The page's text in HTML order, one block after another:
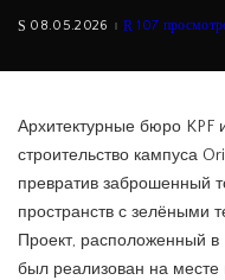
08.05.2026 107
Архитектурные бюро KPF
строительство кампуса
превратив заброшенный
пространств с зелёными
Проект, расположенный в
был реализован на месте